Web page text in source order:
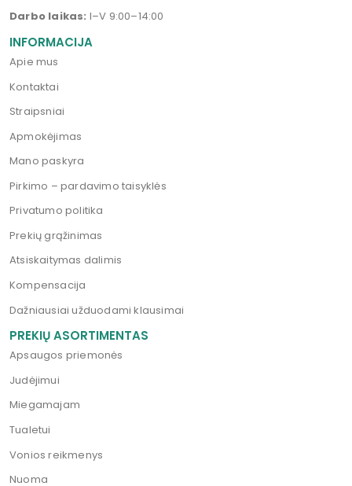
Darbo laikas: I–V 9:00–14:00
INFORMACIJA
Apie mus
Kontaktai
Straipsniai
Apmokėjimas
Mano paskyra
Pirkimo – pardavimo taisyklės
Privatumo politika
Prekių grąžinimas
Atsiskaitymas dalimis
Kompensacija
Dažniausiai užduodami klausimai
PREKIŲ ASORTIMENTAS
Apsaugos priemonės
Judėjimui
Miegamajam
Tualetui
Vonios reikmenys
Nuoma